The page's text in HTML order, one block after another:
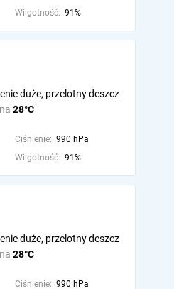
Wilgotność: 91%
28°C
duże, przelotny deszcz
Ciśnienie: 990 hPa
Wilgotność: 91%
28°C
duże, przelotny deszcz
Ciśnienie: 990 hPa